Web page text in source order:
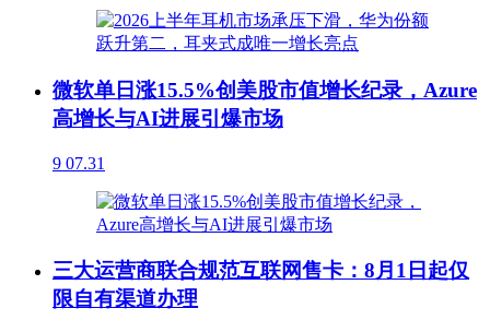
微软单日涨15.5%创美股市值增长纪录，Azure
高增长与AI进展引爆市场
9 07.31
三大运营商联合规范互联网售卡：8月1日起仅
限自有渠道办理